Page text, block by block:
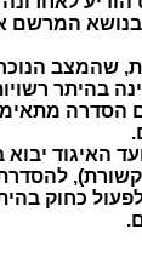
בנושא המרשם
שהמצב
בהיתר
הסדרה
האיגוד
כחוק